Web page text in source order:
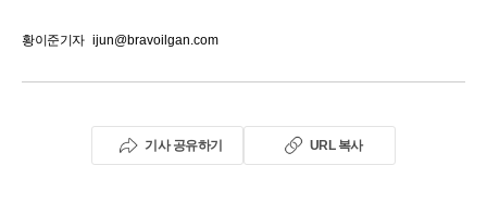
황이준기자 ijun@bravoilgan.com
기사 공유하기 URL 복사